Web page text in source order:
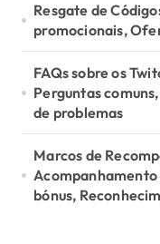
Resgate de
promocionais,
FAQs sobre os
Perguntas
de problemas
Marcos de
Acompanhamento
bónus,